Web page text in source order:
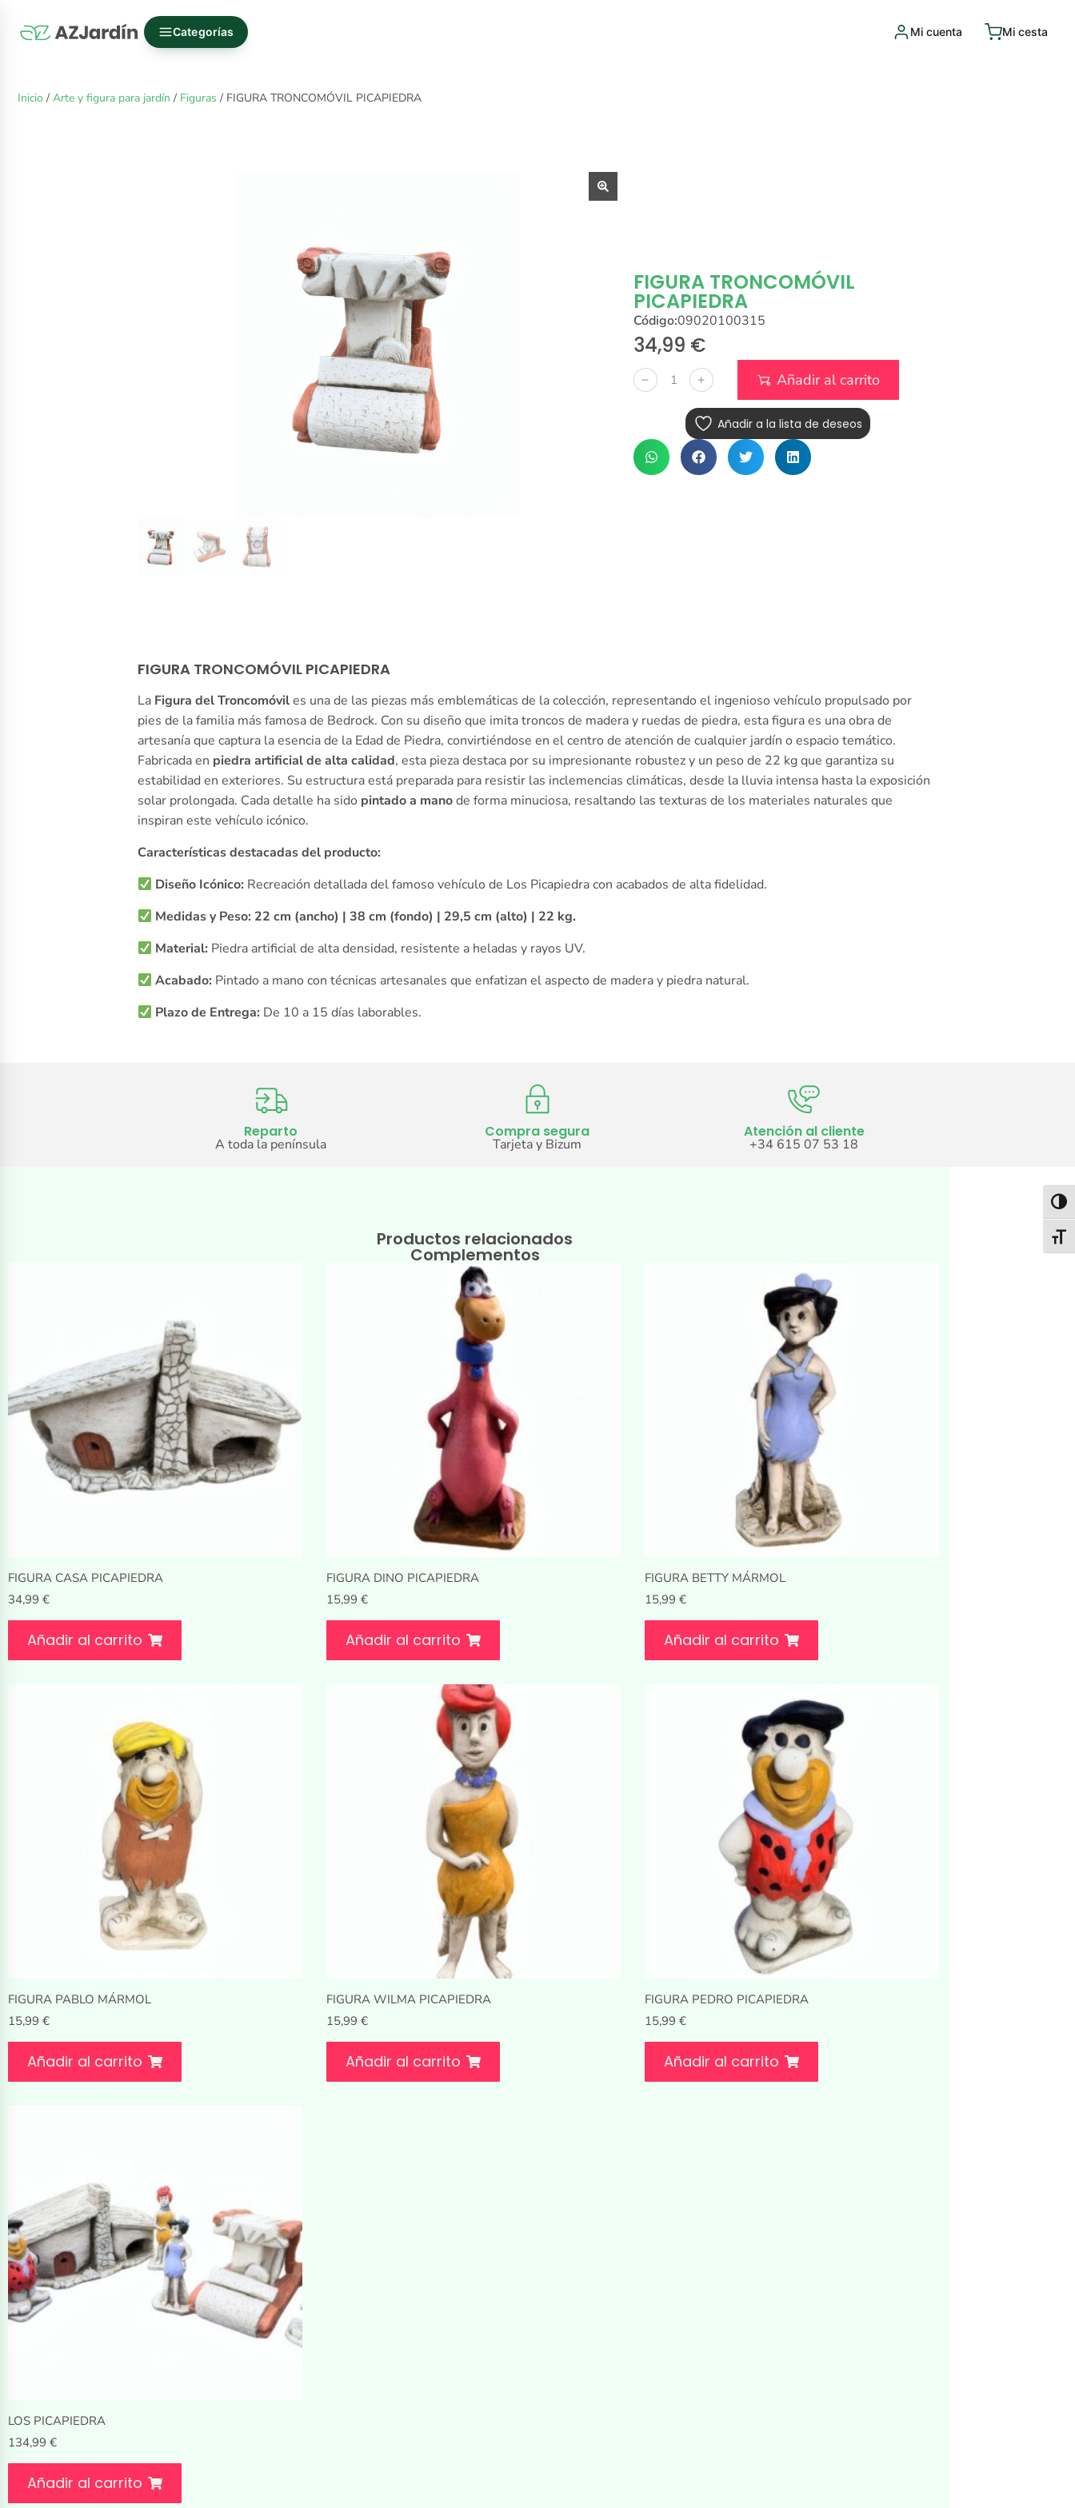
Categorías Mi cuenta Mi cesta
Inicio / Arte y figura para jardín / Figuras / FIGURA TRONCOMÓVIL PICAPIEDRA
FIGURA TRONCOMÓVIL
PICAPIEDRA
Código:09020100315
34,99 €
﹣ ﹢ Añadir al carrito
Añadir a la lista de deseos
FIGURA TRONCOMÓVIL PICAPIEDRA
La Figura del Troncomóviles una de las piezas más emblemáticas de la colección, representando el ingenioso vehículo propulsado por
pies de la familia más famosa de Bedrock. Con su diseño que imita troncos de madera y ruedas de piedra, esta figura es una obra de
artesanía que captura la esencia de la Edad de Piedra, convirtiéndose en el centro de atención de cualquier jardín o espacio temático.
Fabricada en piedra artificial de alta calidad, esta pieza destaca por su impresionante robustez y un peso de 22 kg que garantiza su
estabilidad en exteriores. Su estructura está preparada para resistir las inclemencias climáticas, desde la lluvia intensa hasta la exposición
solar prolongada. Cada detalle ha sido pintado a manode forma minuciosa, resaltando las texturas de los materiales naturales que
inspiran este vehículo icónico.
Características destacadas del producto:
Diseño Icónico: Recreación detallada del famoso vehículo de Los Picapiedra con acabados de alta fidelidad.
Medidas y Peso: 22 cm (ancho) | 38 cm (fondo) | 29,5 cm (alto) | 22 kg.
Material: Piedra artificial de alta densidad, resistente a heladas y rayos UV.
Acabado: Pintado a mano con técnicas artesanales que enfatizan el aspecto de madera y piedra natural.
Plazo de Entrega: De 10 a 15 días laborables.
Reparto
A toda la península
Compra segura
Tarjeta y Bizum
Atención al cliente
+34 615 07 53 18
Productos relacionados
Complementos
FIGURA CASA PICAPIEDRA
34,99 €
Añadir al carrito
FIGURA DINO PICAPIEDRA
15,99 €
Añadir al carrito
FIGURA BETTY MÁRMOL
15,99 €
Añadir al carrito
FIGURA PABLO MÁRMOL
15,99 €
Añadir al carrito
FIGURA WILMA PICAPIEDRA
15,99 €
Añadir al carrito
FIGURA PEDRO PICAPIEDRA
15,99 €
Añadir al carrito
LOS PICAPIEDRA
134,99 €
Añadir al carrito